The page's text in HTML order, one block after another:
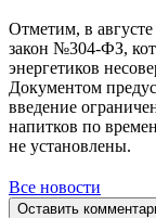
Отметим, в
закон №304-ФЗ,
энергетиков
Документом
введение
напитков по
не установлены.
Все новости
Оставить